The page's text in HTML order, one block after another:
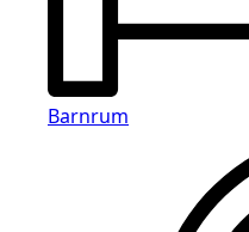
Barnrum